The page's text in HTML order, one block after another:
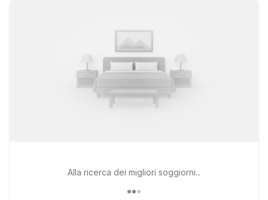
Alla ricerca dei migliori soggiorni..